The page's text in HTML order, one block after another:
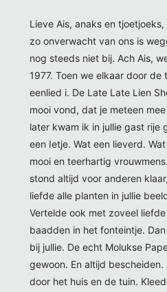
Lieve Ais, anaks en
zo onverwacht van ons is
nog steeds niet bij. Ach Ais,
1977. Toen we elkaar door
eenlied i. De Late Late Lien
mooi vond, dat je meteen
later kwam ik in jullie gast rije
een Ietje. Wat een lieverd.
mooi en teerhartig
stond altijd voor anderen
liefde alle planten in jullie
Vertelde ook met zoveel
baadden in het fonteintje.
bij jullie. De echt Molukse
gewoon. En altijd
door het huis en de tuin.